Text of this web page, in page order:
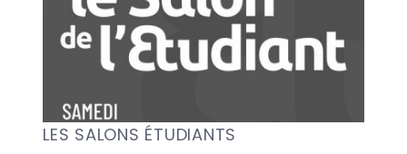
LES SALONS ÉTUDIANTS